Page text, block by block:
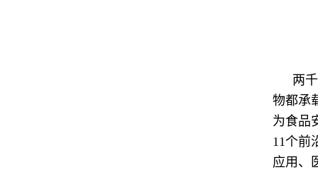
两
物都承
为食品
11个前
应用、